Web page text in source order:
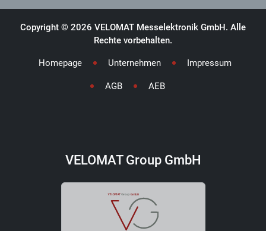
Homepage Unternehmen Impressum
AGB AEB
Copyright © 2026 VELOMAT Messelektronik GmbH. Alle
Rechte vorbehalten.
VELOMAT Group GmbH